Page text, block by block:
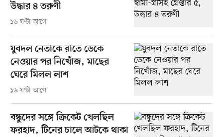
উদ্ধার ৪ তরুণী
১৬ ঘণ্টা আগে
যুবদল নেতাকে রাতে ডেকে
নেওয়ার পর নিখোঁজ, মাছের
ঘেরে মিলল লাশ
১৬ ঘণ্টা আগে
বন্ধুদের সঙ্গে ক্রিকেট খেলছিল
ফরহাদ, টিনের চালে আটকে থাকা